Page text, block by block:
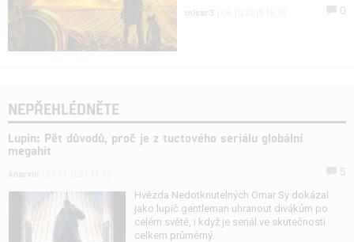
misar3 0
NEPŘEHLÉDNĚTE
Lupin: Pět důvodů, proč je z tuctového seriálu globální
megahit
Hvězda Nedotknutelných Omar Sy dokázal
jako lupič gentleman uhranout divákům po
celém světě, i když je seriál ve skutečnosti
celkem průměrný.